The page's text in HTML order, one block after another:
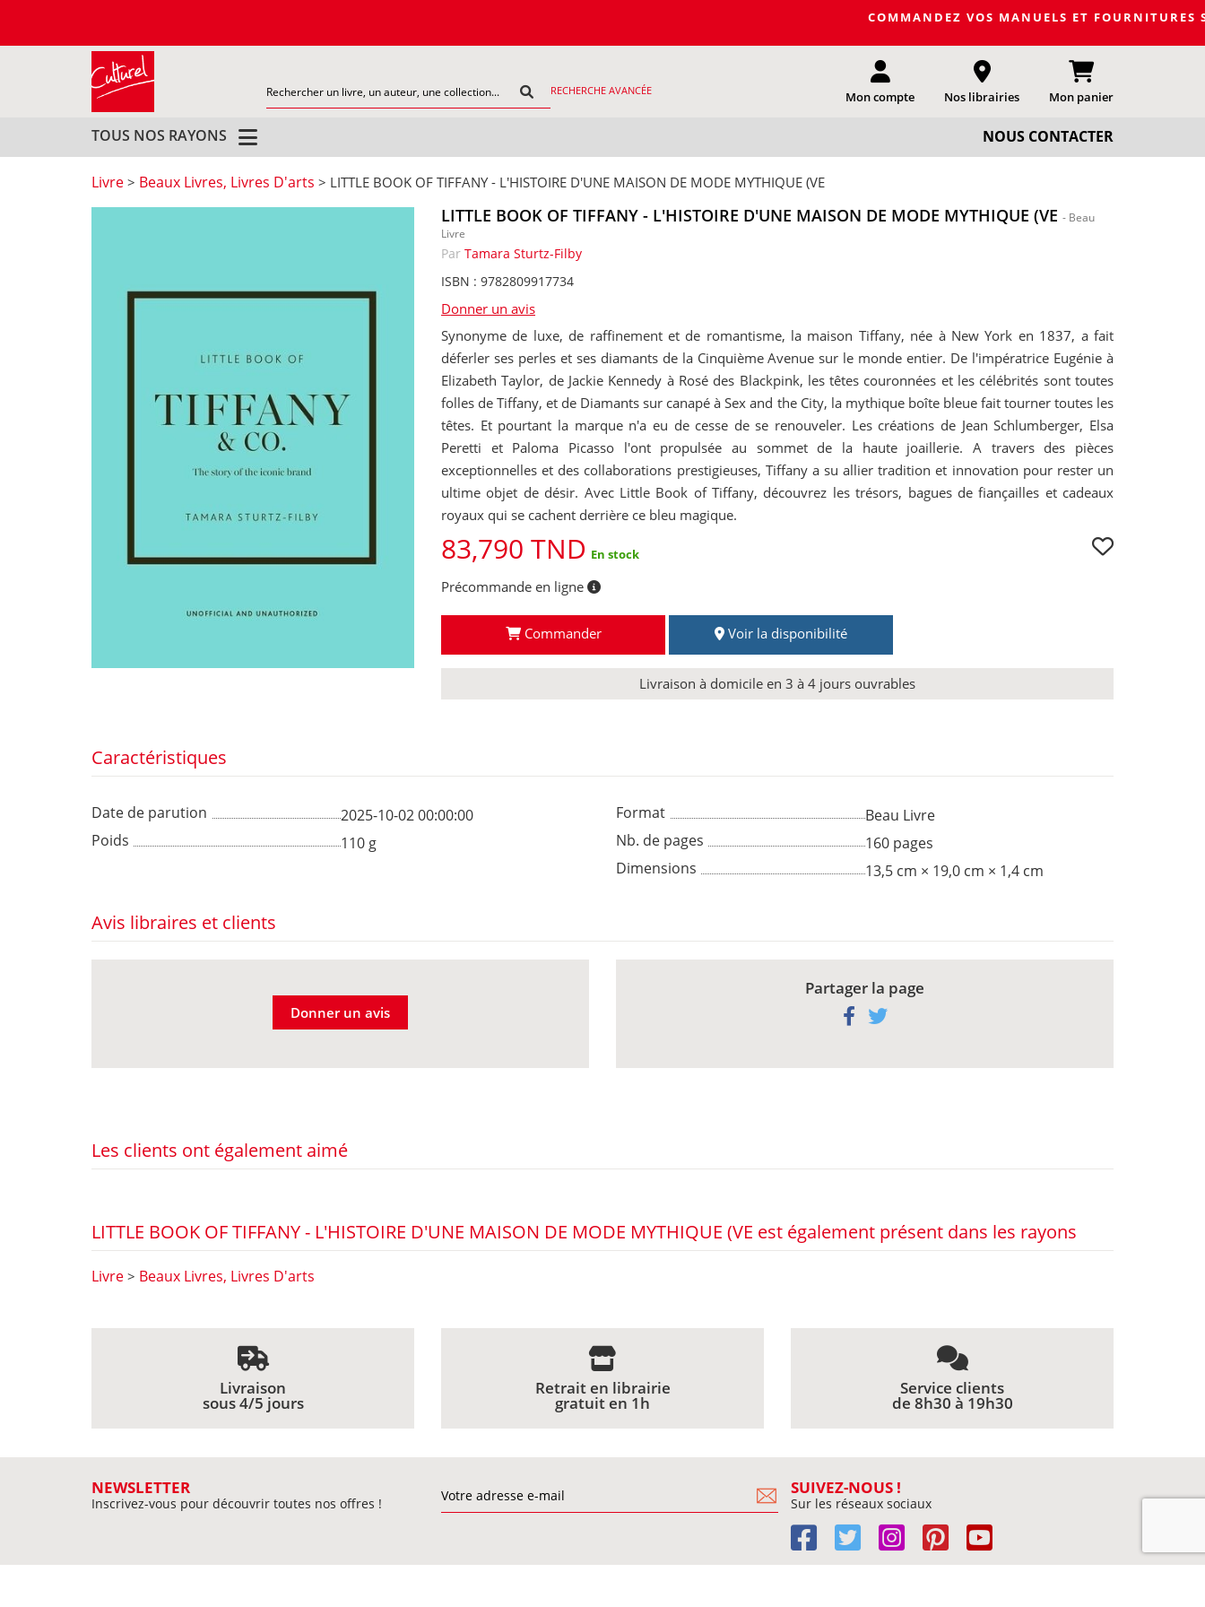
COMMANDEZ VOS MANUELS ET
RECHERCHE AVANCÉE Mon compte Nos librairies Mon panier
TOUS NOS RAYONS NOUS CONTACTER
Livre > Beaux Livres, Livres D'arts > LITTLE BOOK OF TIFFANY - L'HISTOIRE D'UNE MAISON DE MODE MYTHIQUE (VE
LITTLE BOOK OF TIFFANY - L'HISTOIRE D'UNE MAISON DE MODE MYTHIQUE (VE - Beau
Livre
Par Tamara Sturtz-Filby
ISBN : 9782809917734
Donner un avis
Synonyme de luxe, de raffinement et de romantisme, la maison Tiffany, née à New York en 1837, a fait
déferler ses perles et ses diamants de la Cinquième Avenue sur le monde entier. De l'impératrice Eugénie à
Elizabeth Taylor, de Jackie Kennedy à Rosé des Blackpink, les têtes couronnées et les célébrités sont toutes
folles de Tiffany, et de Diamants sur canapé à Sex and the City, la mythique boîte bleue fait tourner toutes les
têtes. Et pourtant la marque n'a eu de cesse de se renouveler. Les créations de Jean Schlumberger, Elsa
Peretti et Paloma Picasso l'ont propulsée au sommet de la haute joaillerie. A travers des pièces
exceptionnelles et des collaborations prestigieuses, Tiffany a su allier tradition et innovation pour rester un
ultime objet de désir. Avec Little Book of Tiffany, découvrez les trésors, bagues de fiançailles et cadeaux
royaux qui se cachent derrière ce bleu magique.
83,790 TND En stock
Précommande en ligne
Commander Voir la disponibilité
Livraison à domicile en 3 à 4 jours ouvrables
Caractéristiques
Date de parution
2025-10-02 00:00:00
Poids
110 g
Format
Beau Livre
Nb. de pages
160 pages
Dimensions
13,5 cm × 19,0 cm × 1,4 cm
Avis libraires et clients
Donner un avis
Partager la page
Les clients ont également aimé
LITTLE BOOK OF TIFFANY - L'HISTOIRE D'UNE MAISON DE MODE MYTHIQUE (VE est également présent dans les rayons
Livre > Beaux Livres, Livres D'arts
Livraison
sous 4/5 jours
Retrait en librairie
gratuit en 1h
Service clients
de 8h30 à 19h30
NEWSLETTER
Inscrivez-vous pour découvrir toutes nos offres !
SUIVEZ-NOUS !
Sur les réseaux sociaux